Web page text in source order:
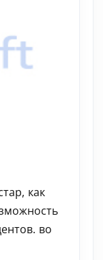
как
во